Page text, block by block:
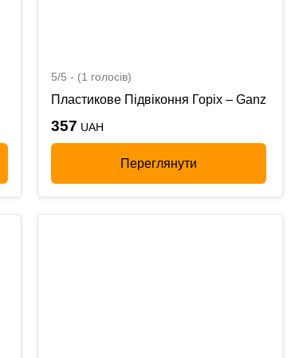
5/5 - (1 голосів)
Пластикове Підвіконня Горіх – Ganz
357 UAH
Переглянути